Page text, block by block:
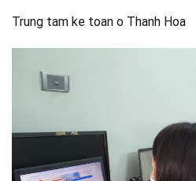
Trung tam ke toan o Thanh Hoa